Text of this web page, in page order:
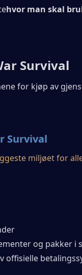
hvor man skal
Survival
for kjøp av
Survival
miljøet for
og pakker i
offisielle